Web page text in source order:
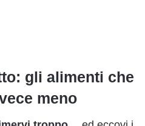
gli alimenti che
meno